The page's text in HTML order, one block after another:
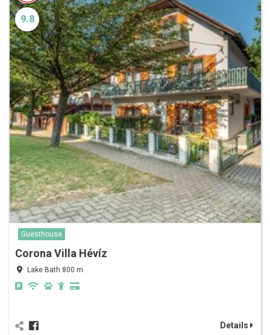
9.8
Guesthouse
Corona Villa Hévíz
Lake Bath 800 m
Details